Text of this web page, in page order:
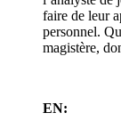
faire de leur
personnel.
magistère,
EN: